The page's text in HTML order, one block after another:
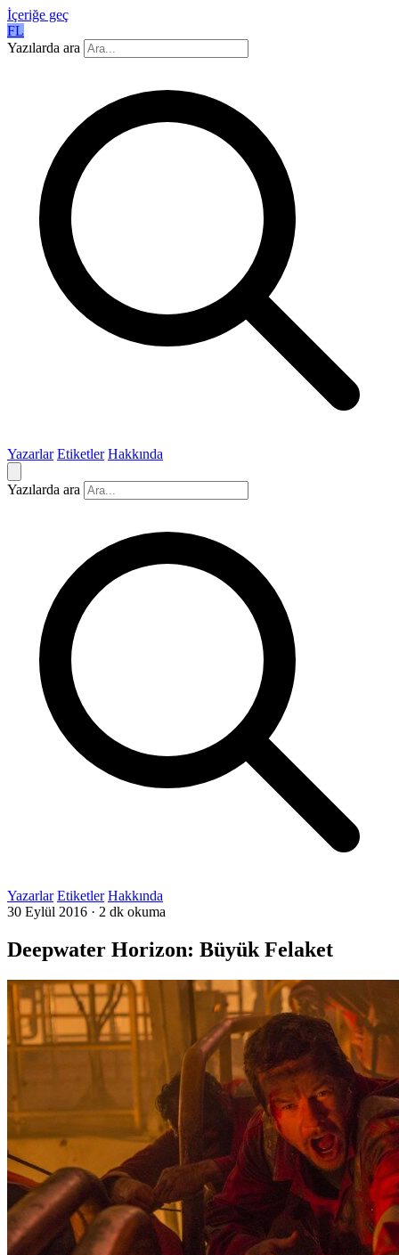
İçeriğe geç
FL
Yazılarda ara
Yazarlar Etiketler Hakkında
Yazılarda ara
Yazarlar Etiketler Hakkında
30 Eylül 2016 · 2 dk okuma
Deepwater Horizon: Büyük Felaket